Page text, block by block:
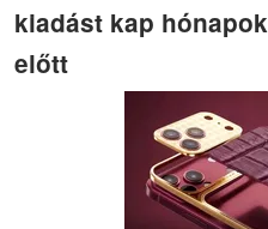
kiadást kap
előtt